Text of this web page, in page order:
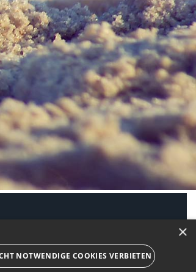
×
NOTWENDIGE COOKIES VERBIETEN